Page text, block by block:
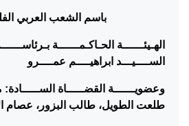
باسم الشعب العربي
الهـيئــــــة الحـاكـمــــــة
الســــيـــد ابراهيــــم عمــــرو
وعضويــــــة القضـــــاة
طلعت الطويل، طالب البزور، عصام